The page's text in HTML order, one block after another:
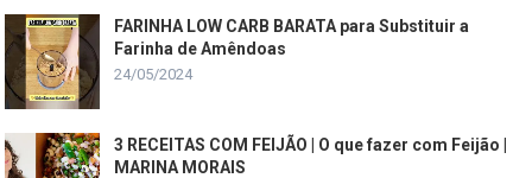
FARINHA LOW CARB BARATA para Substituir a
Farinha de Amêndoas
24/05/2024
3 RECEITAS COM FEIJÃO | O que fazer com Feijão |
MARINA MORAIS